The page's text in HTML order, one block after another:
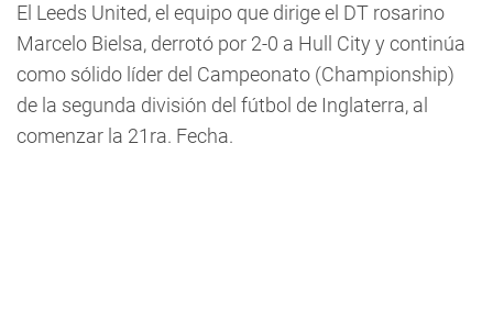
El Leeds United, el equipo que dirige el DT rosarino
Marcelo Bielsa, derrotó por 2-0 a Hull City y continúa
como sólido líder del Campeonato (Championship)
de la segunda división del fútbol de Inglaterra, al
comenzar la 21ra. Fecha.